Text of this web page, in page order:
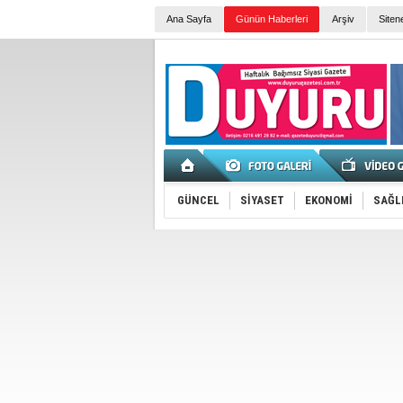
Ana Sayfa Günün Haberleri Arşiv
GÜNCEL SİYASET EKONOMİ